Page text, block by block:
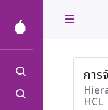
หน้าแรก
ฐานข้อมูลผลไม้
การจัดกลุ่มผลไ
กา
HCL